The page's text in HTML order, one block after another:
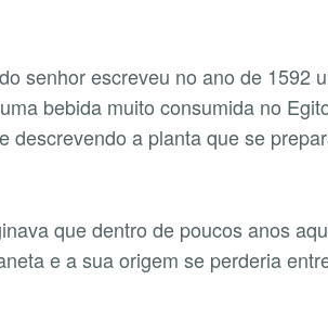
senhor escreveu no ano de 1592
bebida muito consumida no
descrevendo a planta que se
que dentro de poucos anos
e a sua origem se perderia